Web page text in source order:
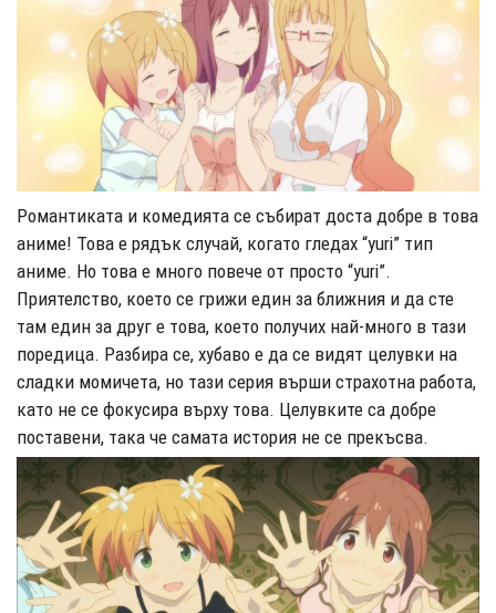
Романтиката и комедията се събират доста добре в това
аниме! Това е рядък случай, когато гледах “yuri” тип
аниме. Но това е много повече от просто “yuri”.
Приятелство, което се грижи един за ближния и да сте
там един за друг е това, което получих най-много в тази
поредица. Разбира се, хубаво е да се видят целувки на
сладки момичета, но тази серия върши страхотна работа,
като не се фокусира върху това. Целувките са добре
поставени, така че самата история не се прекъсва.